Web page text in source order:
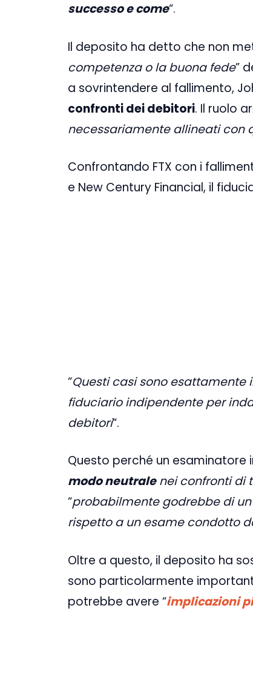
successo e come“.
Il deposito ha detto che non
competenza o la buona fede”
a sovrintendere al fallimento,
confronti dei debitori. Il ruolo
necessariamente allineati con
Confrontando FTX con i
e New Century Financial, il
“Questi casi sono
fiduciario indipendente per
debitori“.
Questo perché un esaminatore
modo neutralenei confronti di
“probabilmente godrebbe di
rispetto a un esame condotto
Oltre a questo, il deposito ha
sono particolarmente
potrebbe avere “implicazioni